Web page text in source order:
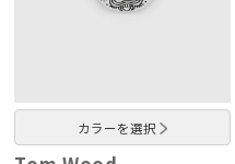
カラーを選択